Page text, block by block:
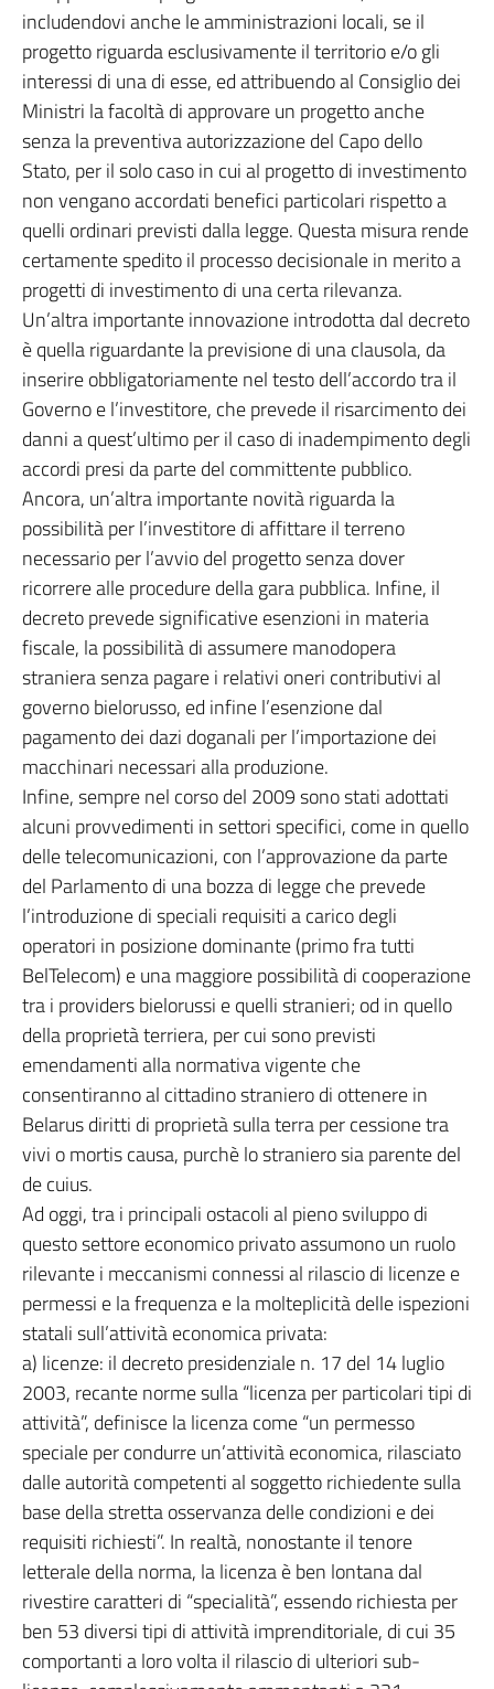
includendovi anche le amministrazioni locali, se il
progetto riguarda esclusivamente il territorio e/o gli
interessi di una di esse, ed attribuendo al Consiglio dei
Ministri la facoltà di approvare un progetto anche
senza la preventiva autorizzazione del Capo dello
Stato, per il solo caso in cui al progetto di investimento
non vengano accordati benefici particolari rispetto a
quelli ordinari previsti dalla legge. Questa misura rende
certamente spedito il processo decisionale in merito a
progetti di investimento di una certa rilevanza.
Un’altra importante innovazione introdotta dal decreto
è quella riguardante la previsione di una clausola, da
inserire obbligatoriamente nel testo dell’accordo tra il
Governo e l’investitore, che prevede il risarcimento dei
danni a quest’ultimo per il caso di inadempimento degli
accordi presi da parte del committente pubblico.
Ancora, un’altra importante novità riguarda la
possibilità per l’investitore di affittare il terreno
necessario per l’avvio del progetto senza dover
ricorrere alle procedure della gara pubblica. Infine, il
decreto prevede significative esenzioni in materia
fiscale, la possibilità di assumere manodopera
straniera senza pagare i relativi oneri contributivi al
governo bielorusso, ed infine l’esenzione dal
pagamento dei dazi doganali per l’importazione dei
macchinari necessari alla produzione.
Infine, sempre nel corso del 2009 sono stati adottati
alcuni provvedimenti in settori specifici, come in quello
delle telecomunicazioni, con l’approvazione da parte
del Parlamento di una bozza di legge che prevede
l’introduzione di speciali requisiti a carico degli
operatori in posizione dominante (primo fra tutti
BelTelecom) e una maggiore possibilità di cooperazione
tra i providers bielorussi e quelli stranieri; od in quello
della proprietà terriera, per cui sono previsti
emendamenti alla normativa vigente che
consentiranno al cittadino straniero di ottenere in
Belarus diritti di proprietà sulla terra per cessione tra
vivi o mortis causa, purchè lo straniero sia parente del
de cuius.
Ad oggi, tra i principali ostacoli al pieno sviluppo di
questo settore economico privato assumono un ruolo
rilevante i meccanismi connessi al rilascio di licenze e
permessi e la frequenza e la molteplicità delle ispezioni
statali sull’attività economica privata:
a) licenze: il decreto presidenziale n. 17 del 14 luglio
2003, recante norme sulla “licenza per particolari tipi di
attività”, definisce la licenza come “un permesso
speciale per condurre un’attività economica, rilasciato
dalle autorità competenti al soggetto richiedente sulla
base della stretta osservanza delle condizioni e dei
requisiti richiesti”. In realtà, nonostante il tenore
letterale della norma, la licenza è ben lontana dal
rivestire caratteri di “specialità”, essendo richiesta per
ben 53 diversi tipi di attività imprenditoriale, di cui 35
comportanti a loro volta il rilascio di ulteriori sub-